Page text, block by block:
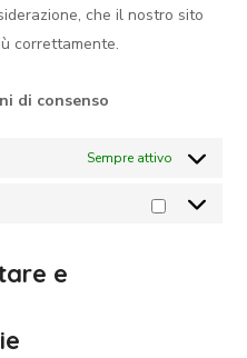
che il nostro sito
correttamente.
di consenso
Sempre attivo
e